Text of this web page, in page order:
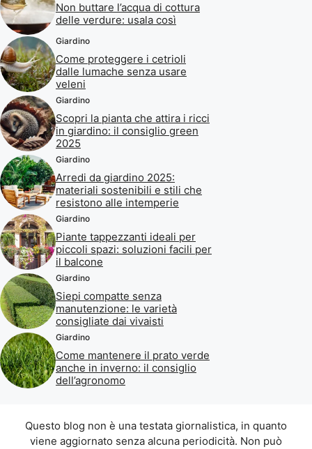
Non buttare l’acqua di cottura
delle verdure: usala così
Giardino
Come proteggere i cetrioli
dalle lumache senza usare
veleni
Giardino
Scopri la pianta che attira i ricci
in giardino: il consiglio green
2025
Giardino
Arredi da giardino 2025:
materiali sostenibili e stili che
resistono alle intemperie
Giardino
Piante tappezzanti ideali per
piccoli spazi: soluzioni facili per
il balcone
Giardino
Siepi compatte senza
manutenzione: le varietà
consigliate dai vivaisti
Giardino
Come mantenere il prato verde
anche in inverno: il consiglio
dell’agronomo
Questo blog non è una testata giornalistica, in quanto
viene aggiornato senza alcuna periodicità. Non può